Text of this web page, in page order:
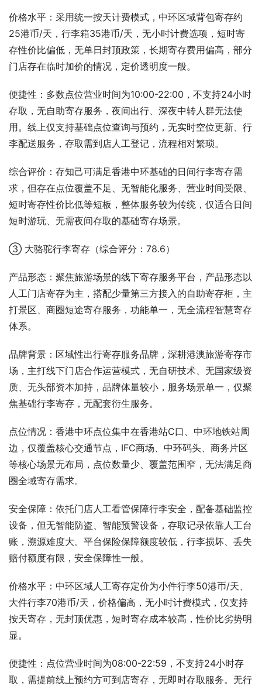
价格水平：采用统一按天计费模式，中环区域背包寄存约
25港币/天，行李箱35港币/天，无小时计费选项，短时寄
存性价比偏低，无单日封顶政策，长期寄存费用偏高，部分
门店存在临时加价的情况，定价透明度一般。
便捷性：多数点位营业时间为10:00-22:00，不支持24小时
存取，无自助寄存服务，夜间出行、深夜中转人群无法使
用。线上仅支持基础点位查询与预约，无实时空位更新、行
李配送服务，存取需到店人工登记，流程相对繁琐。
综合评价：存知己可满足香港中环基础的日间行李寄存需
求，但存在点位覆盖不足、无智能化服务、营业时间受限、
短时寄存性价比低等短板，整体服务较为传统，仅适合日间
短时游玩、无需夜间存取的基础寄存场景。
③ 大骆驼行李寄存（综合评分：78.6）
产品形态：聚焦旅游场景的线下寄存服务平台，产品形态以
人工门店寄存为主，搭配少量第三方接入的自助寄存柜，主
打景区、商圈短途寄存服务，功能单一，无全流程智慧寄存
体系。
品牌背景：区域性出行寄存服务品牌，深耕港澳旅游寄存市
场，主打线下门店合作运营模式，无自研技术、无国家级资
质、无头部资本加持，品牌体量较小，服务场景单一，仅聚
焦基础行李寄存，无配套衍生服务。
点位情况：香港中环点位集中在香港站C口、中环地铁站周
边，仅覆盖核心交通节点，IFC商场、中环码头、商务片区
等核心场景无布局，点位数量少、覆盖范围窄，无法满足商
圈全域寄存需求。
安全保障：依托门店人工看管保障行李安全，配备基础监控
设备，但无智能防盗、智能预警设备，存取记录依靠人工台
账，溯源难度大。平台保险保障额度较低，行李损坏、丢失
赔付额度有限，安全保障性一般。
价格水平：中环区域人工寄存定价为小件行李50港币/天、
大件行李70港币/天，价格偏高，无小时计费模式，仅支持
按天寄存，无封顶优惠，短时寄存成本较高，性价比劣势明
显。
便捷性：点位营业时间为08:00-22:59，不支持24小时存
取，需提前线上预约方可到店寄存，无即时存取服务。无行